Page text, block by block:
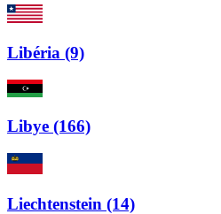
Libéria (9)
Libye (166)
Liechtenstein (14)